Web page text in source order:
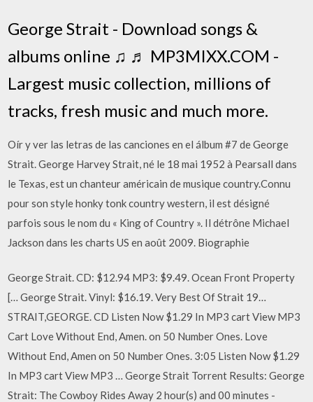
George Strait - Download songs &
albums online ♫ ♬ MP3MIXX.COM -
Largest music collection, millions of
tracks, fresh music and much more.
Oír y ver las letras de las canciones en el álbum #7 de George
Strait. George Harvey Strait, né le 18 mai 1952 à Pearsall dans
le Texas, est un chanteur américain de musique country.Connu
pour son style honky tonk country western, il est désigné
parfois sous le nom du « King of Country ». Il détrône Michael
Jackson dans les charts US en août 2009. Biographie
George Strait. CD: $12.94 MP3: $9.49. Ocean Front Property
[… George Strait. Vinyl: $16.19. Very Best Of Strait 19…
STRAIT,GEORGE. CD Listen Now $1.29 In MP3 cart View MP3
Cart Love Without End, Amen. on 50 Number Ones. Love
Without End, Amen on 50 Number Ones. 3:05 Listen Now $1.29
In MP3 cart View MP3 … George Strait Torrent Results: George
Strait: The Cowboy Rides Away 2 hour(s) and 00 minutes -